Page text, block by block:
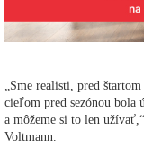
„Sme realisti, pred
cieľom pred sezónou bola
a môžeme si to len
Voltmann.